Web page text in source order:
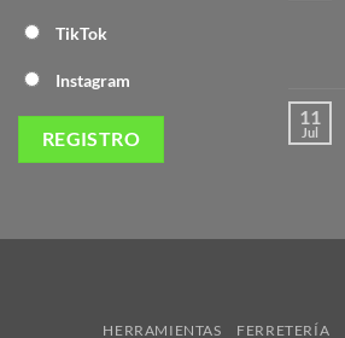
TikTok
Instagram
11
Jul
HERRAMIENTAS FERRETERÍA